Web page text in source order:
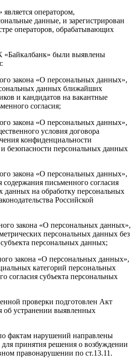
оператором,
данные, и зарегистрирован
операторов, обрабатывающих
были выявлены
закона «О персональных данных»,
данных ближайших
и кандидатов на вакантные
согласия;
закона «О персональных данных»,
условия договора
конфиденциальности
безопасности персональных данных
закона «О персональных данных»,
содержания письменного согласия
данных на обработку персональных
Российской
закона «О персональных данных»,
персональных данных без
персональных данных;
закона «О персональных данных»,
категорий персональных
согласия субъекта персональных
проверки подготовлен Акт
устранении выявленных
фактам нарушений направлены
принятия решения о возбуждении
правонарушении по ст.13.11.